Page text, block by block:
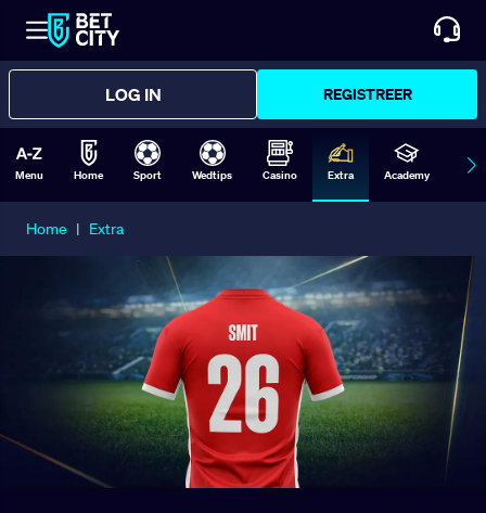
LOG IN REGISTREER
Menu Home Sport Wedtips Casino Extra Academy
Home | Extra